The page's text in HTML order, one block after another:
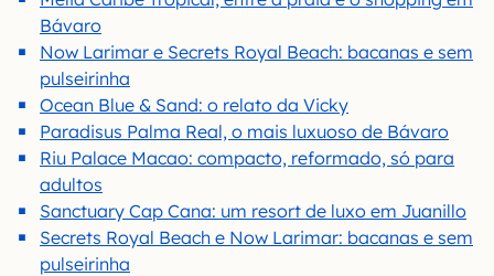
Bávaro
Now Larimar e Secrets Royal Beach: bacanas e sem
pulseirinha
Ocean Blue & Sand: o relato da Vicky
Paradisus Palma Real, o mais luxuoso de Bávaro
Riu Palace Macao: compacto, reformado, só para
adultos
Sanctuary Cap Cana: um resort de luxo em Juanillo
Secrets Royal Beach e Now Larimar: bacanas e sem
pulseirinha